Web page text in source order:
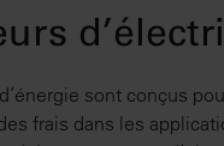
sont conçus
frais dans les